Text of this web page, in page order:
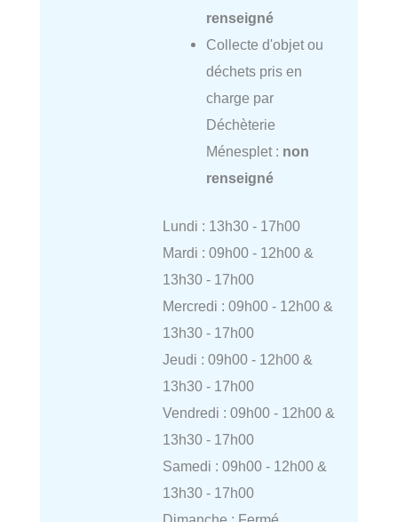
renseigné
Collecte d'objet ou
déchets pris en
charge par
Déchèterie
Ménesplet : non
renseigné
Lundi : 13h30 - 17h00
Mardi : 09h00 - 12h00 &
13h30 - 17h00
Mercredi : 09h00 - 12h00 &
13h30 - 17h00
Jeudi : 09h00 - 12h00 &
13h30 - 17h00
Vendredi : 09h00 - 12h00 &
13h30 - 17h00
Samedi : 09h00 - 12h00 &
13h30 - 17h00